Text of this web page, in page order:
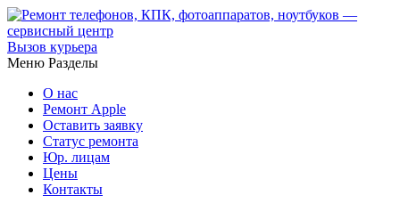
Вызов курьера
Меню Разделы
О нас
Ремонт Apple
Оставить заявку
Статус ремонта
Юр. лицам
Цены
Контакты